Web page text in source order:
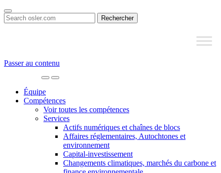
Search
for:
Passer au contenu
Navigation
Équipe
Compétences
Voir toutes les compétences
Services
Actifs numériques et chaînes de blocs
Affaires réglementaires, Autochtones et
environnement
Capital-investissement
Changements climatiques, marchés du carbone et